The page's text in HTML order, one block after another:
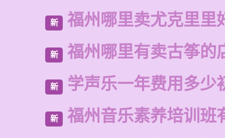
新 福州哪里卖尤克里里
新 福州哪里有卖古筝的
新 学声乐一年费用多少
新 福州音乐素养培训班